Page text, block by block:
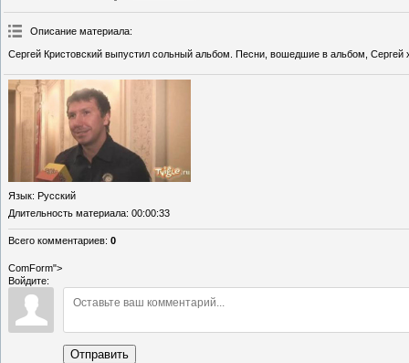
Описание материала:
Сергей Кристовский выпустил сольный альбом. Песни, вошедшие в альбом, Сергей
Язык: Русский
Длительность материала: 00:00:33
Всего комментариев: 0
ComForm">
Войдите:
Отправить